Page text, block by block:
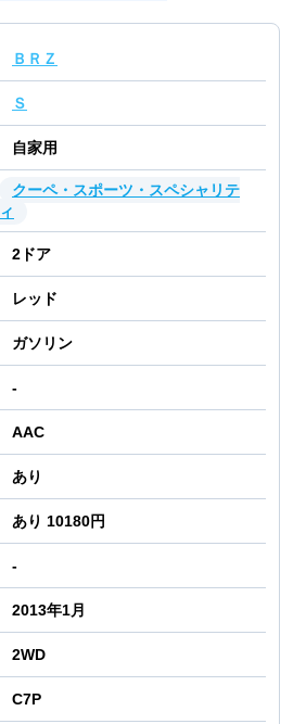
ＢＲＺ
Ｓ
自家用
クーペ・スポーツ・スペシャリテ
ィ
2 ドア
レッド
ガソリン
-
AAC
あり
あり 10180円
-
2013年1月
2WD
C7P